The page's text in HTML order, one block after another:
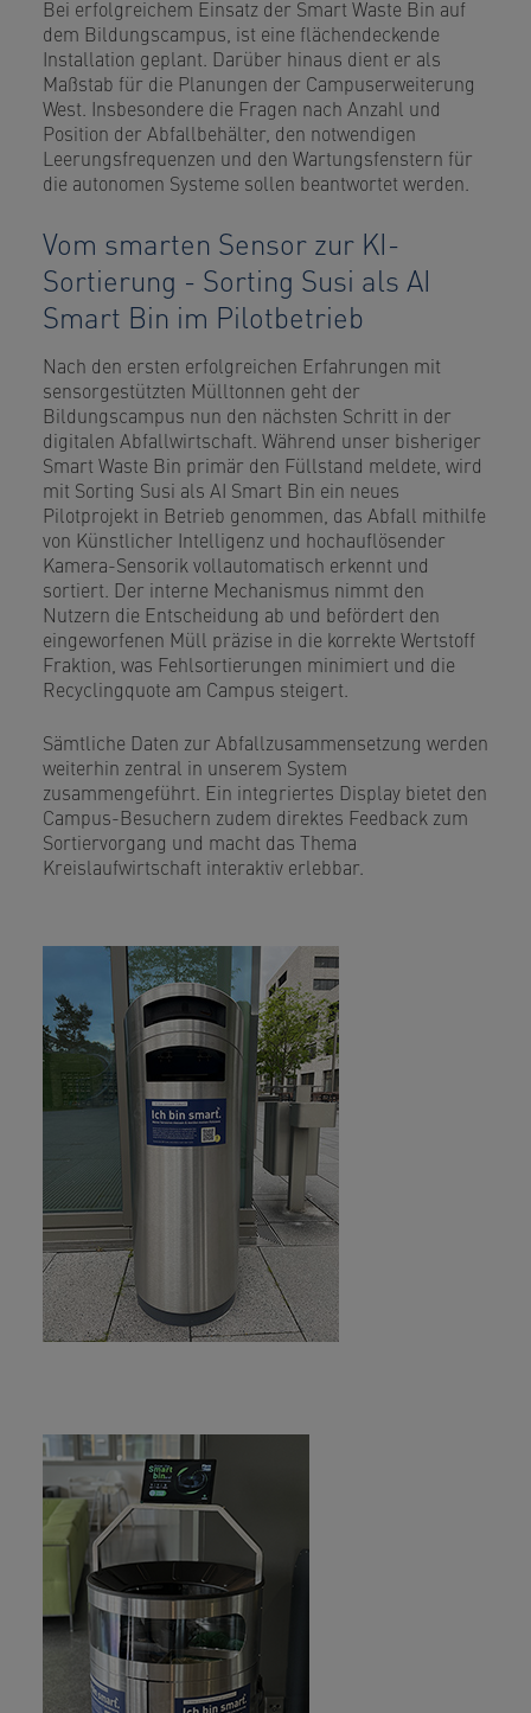
Bei erfolgreichem Einsatz der Smart Waste Bin auf
dem Bildungscampus, ist eine flächendeckende
Installation geplant. Darüber hinaus dient er als
Maßstab für die Planungen der Campuserweiterung
West. Insbesondere die Fragen nach Anzahl und
Position der Abfallbehälter, den notwendigen
Leerungsfrequenzen und den Wartungsfenstern für
die autonomen Systeme sollen beantwortet werden.
Vom smarten Sensor zur KI-
Sortierung - Sorting Susi als AI
Smart Bin im Pilotbetrieb
Nach den ersten erfolgreichen Erfahrungen mit
sensorgestützten Mülltonnen geht der
Bildungscampus nun den nächsten Schritt in der
digitalen Abfallwirtschaft. Während unser bisheriger
Smart Waste Bin primär den Füllstand meldete, wird
mit Sorting Susi als AI Smart Bin ein neues
Pilotprojekt in Betrieb genommen, das Abfall mithilfe
von Künstlicher Intelligenz und hochauflösender
Kamera-Sensorik vollautomatisch erkennt und
sortiert. Der interne Mechanismus nimmt den
Nutzern die Entscheidung ab und befördert den
eingeworfenen Müll präzise in die korrekte Wertstoff
Fraktion, was Fehlsortierungen minimiert und die
Recyclingquote am Campus steigert.
Sämtliche Daten zur Abfallzusammensetzung werden
weiterhin zentral in unserem System
zusammengeführt. Ein integriertes Display bietet den
Campus-Besuchern zudem direktes Feedback zum
Sortiervorgang und macht das Thema
Kreislaufwirtschaft interaktiv erlebbar.